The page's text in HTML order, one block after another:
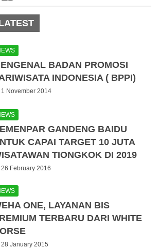
BADAN PROMOSI
INDONESIA ( BPPI)
1 November 2014
GANDENG BAIDU
CAPAI TARGET 10 JUTA
TIONGKOK DI 2019
26 February 2016
ONE, LAYANAN BIS
TERBARU DARI WHITE
28 January 2015